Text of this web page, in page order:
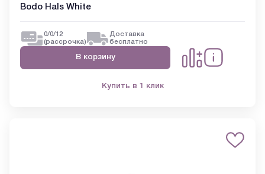
Bodo Hals White
0/0/12
(рассрочка)
Доставка
бесплатно
В корзину
Купить в 1 клик